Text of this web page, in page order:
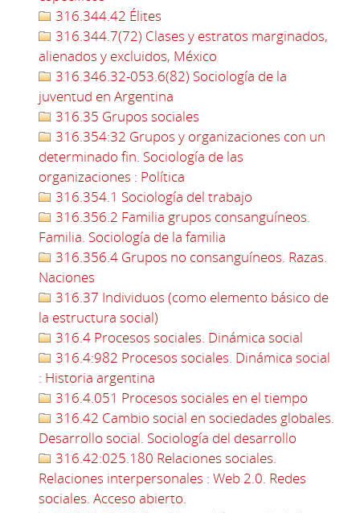
316.344.42 Élites
316.344.7(72) Clases y estratos marginados,
alienados y excluidos, México
316.346.32-053.6(82) Sociología de la
juventud en Argentina
316.35 Grupos sociales
316.354:32 Grupos y organizaciones con un
determinado fin. Sociología de las
organizaciones : Política
316.354.1 Sociología del trabajo
316.356.2 Familia grupos consanguíneos.
Familia. Sociología de la familia
316.356.4 Grupos no consanguíneos. Razas.
Naciones
316.37 Individuos (como elemento básico de
la estructura social)
316.4 Procesos sociales. Dinámica social
316.4:982 Procesos sociales. Dinámica social
: Historia argentina
316.4.051 Procesos sociales en el tiempo
316.42 Cambio social en sociedades globales.
Desarrollo social. Sociología del desarrollo
316.42:025.180 Relaciones sociales.
Relaciones interpersonales : Web 2.0. Redes
sociales. Acceso abierto.